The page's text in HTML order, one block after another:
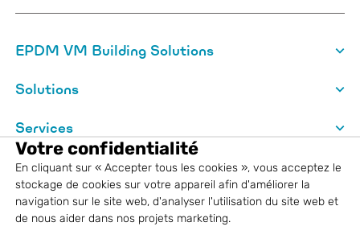
EPDM VM Building Solutions
Solutions
Services
A propos de VM Building Solutions
Informations légales
Votre confidentialité
En cliquant sur « Accepter tous les cookies », vous acceptez le
stockage de cookies sur votre appareil afin d'améliorer la
navigation sur le site web, d'analyser l'utilisation du site web et
de nous aider dans nos projets marketing.